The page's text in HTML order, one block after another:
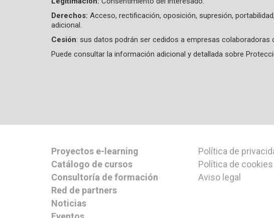
Derechos: Acceso, rectificación, oposición, supresión,
adicional.
Cesión: sus datos podrán ser cedidos a empresas colaboradoras
Puede consultar la información adicional y detallada sobre
Proyectos e-learning
Catálogo de cursos
Consultoría de formación
Red de partners
Noticias
Política de
Política de cookies
Aviso legal